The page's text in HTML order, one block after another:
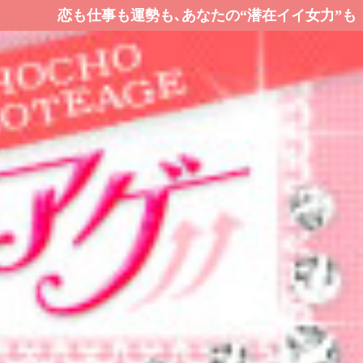
も運勢も､あなたの“潜在イイ女力”も！ ここらで一発